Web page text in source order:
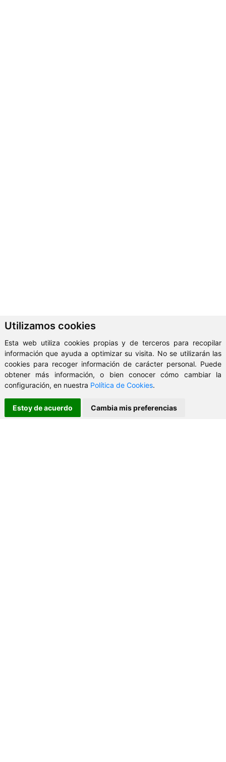
Utilizamos cookies
Esta web utiliza cookies propias y de terceros para recopilar
información que ayuda a optimizar su visita. No se utilizarán las
cookies para recoger información de carácter personal. Puede
obtener más información, o bien conocer cómo cambiar la
configuración, en nuestra Política de Cookies.
Estoy de acuerdo Cambia mis preferencias